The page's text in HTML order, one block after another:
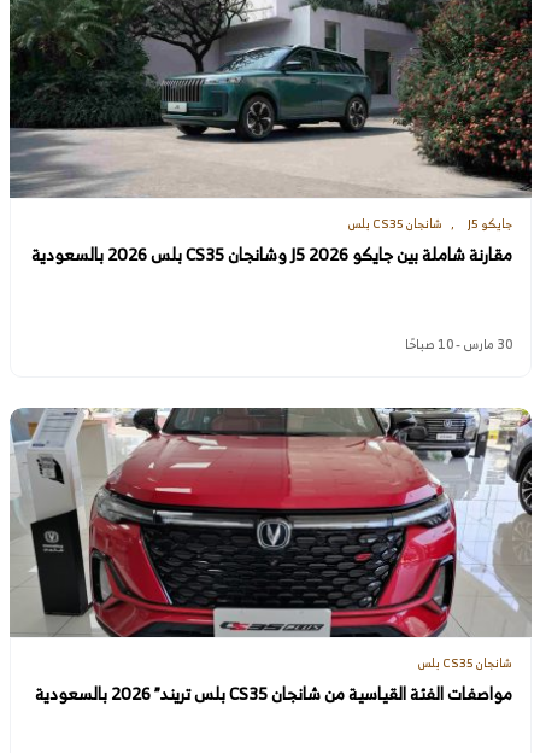
جايكو J5 شانجان CS35 بلس
مقارنة شاملة بين جايكو J5 2026 وشانجان CS35 بلس 2026 بالسعودية
30 مارس - 10 صباحًا
شانجان CS35 بلس
مواصفات الفئة القياسية من شانجان CS35 بلس تريند” 2026 بالسعودية